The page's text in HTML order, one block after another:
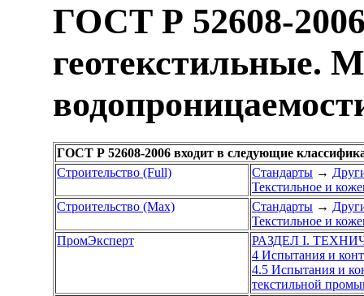
ГОСТ Р 52608-
геотекстильные.
ГОСТ Р 52608-2006 входит в следующие
Строительство (Full)
Стандарты →
Текстильное и
Строительство (Max)
Стандарты →
Текстильное и
ПромЭксперт
РАЗДЕЛ I.
4 Испытания и
4.5 Испытания и
текстильной